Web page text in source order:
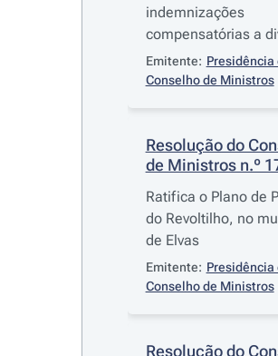
indemnizações
compensatórias a
empresas do sector
e privado
Emitente: Presidência
Conselho de Ministros
Resolução do
de Ministros n.º
Ratifica o Plano de
do Revoltilho, no
de Elvas
Emitente: Presidência
Conselho de Ministros
Resolução do